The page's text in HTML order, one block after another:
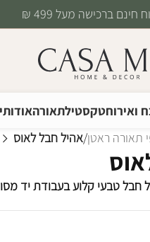
ברכישה מעל 499 ₪
ואירוחטקסטילתאורה
תאורה ראטן/אהיל חבל לאוס
חבל טבעי קלוע בעבודת יד